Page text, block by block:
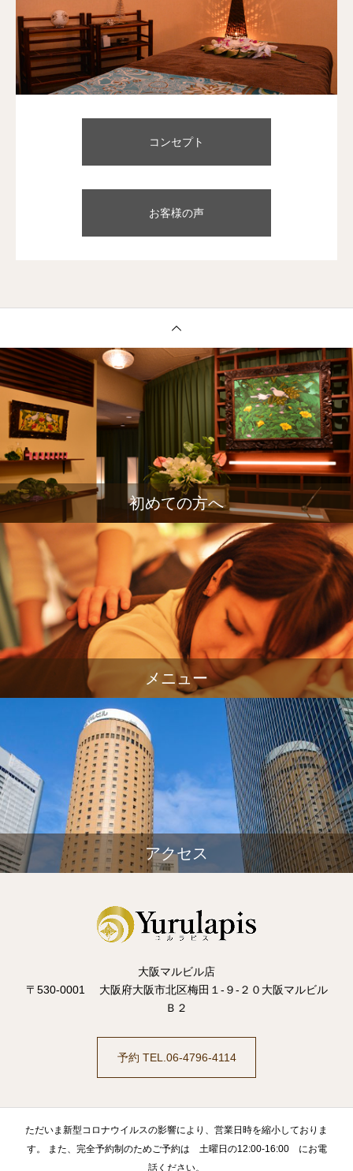
コンセプト
お客様の声
初めての方へ
メニュー
アクセス
大阪マルビル店
〒530-0001 大阪府大阪市北区梅田１-９-２０大阪マルビル
Ｂ２
予約 TEL.06-4796-4114
ただいま新型コロナウイルスの影響により、営業日時を縮小しておりま
す。 また、完全予約制のためご予約は 土曜日の12:00-16:00 にお電
話ください。